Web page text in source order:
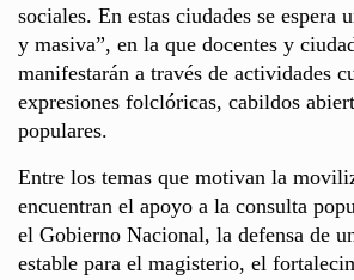
sociales. En estas ciudades se espera
y masiva”, en la que docentes y
manifestarán a través de actividades
expresiones folclóricas, cabildos
populares.
Entre los temas que motivan la
encuentran el apoyo a la consulta
el Gobierno Nacional, la defensa de
estable para el magisterio, el